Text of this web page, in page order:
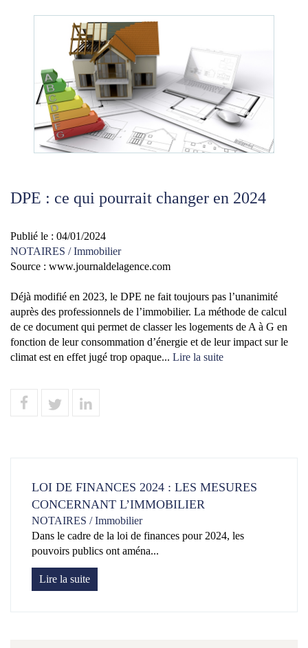
DPE : ce qui pourrait changer en 2024
Publié le : 04/01/2024
NOTAIRES /Immobilier
Source : www.journaldelagence.com
Déjà modifié en 2023, le DPE ne fait toujours pas l’unanimité
auprès des professionnels de l’immobilier. La méthode de calcul
de ce document qui permet de classer les logements de A à G en
fonction de leur consommation d’énergie et de leur impact sur le
climat est en effet jugé trop opaque... Lire la suite
LOI DE FINANCES 2024 : LES MESURES
CONCERNANT L’IMMOBILIER
NOTAIRES /Immobilier
Dans le cadre de la loi de finances pour 2024, les
pouvoirs publics ont aména...
Lire la suite